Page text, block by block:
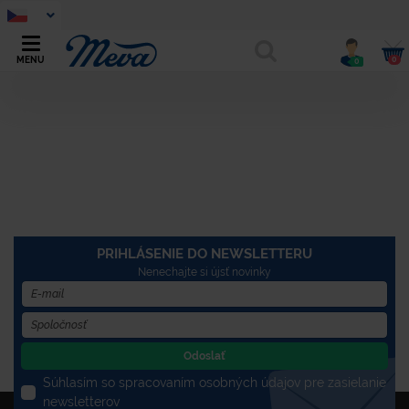
MENU 0 0
PRIHLÁSENIE DO NEWSLETTERU
Nenechajte si újsť novinky
Odoslať
Súhlasím so spracovaním osobných údajov pre zasielanie
newsletterov